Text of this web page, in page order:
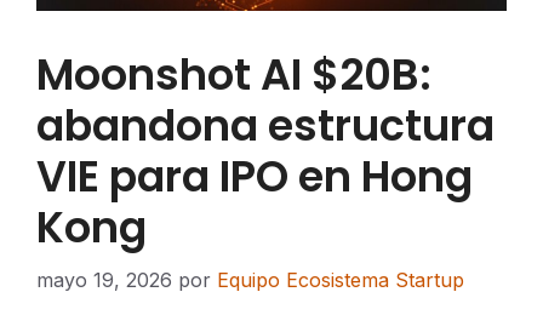
Moonshot AI $20B:
abandona estructura
VIE para IPO en Hong
Kong
mayo 19, 2026 por Equipo Ecosistema Startup